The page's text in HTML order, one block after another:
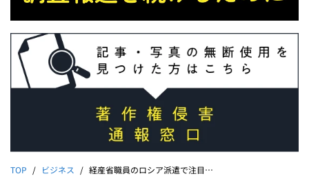
TOP ビジネス 経産省職員のロシア派遣で注目される三井物産・安永竜夫会長の皮算用《鈴木宗男氏・貴子氏との距離感は？》